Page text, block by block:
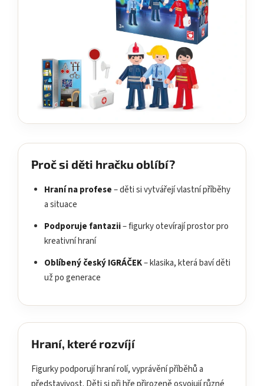
Proč si děti hračku oblíbí?
Hraní na profese– děti si vytvářejí vlastní příběhy
a situace
Podporuje fantazii– figurky otevírají prostor pro
kreativní hraní
Oblíbený český IGRÁČEK– klasika, která baví děti
už po generace
Hraní, které rozvíjí
Figurky podporují hraní rolí, vyprávění příběhů a